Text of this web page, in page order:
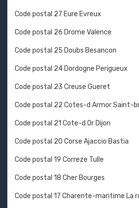
Code postal 27 Eure Evreux
Code postal 26 Drome Valence
Code postal 25 Doubs Besancon
Code postal 24 Dordogne Perigueux
Code postal 23 Creuse Gueret
Code postal 22 Cotes-d Armor Saint-
Code postal 21 Cote-d Or Dijon
Code postal 20 Corse Ajaccio Bastia
Code postal 19 Correze Tulle
Code postal 18 Cher Bourges
Code postal 17 Charente-maritime La